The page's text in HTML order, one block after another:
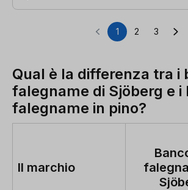
Pagina
1 Pagina
2 Pagina
3
Qual è la differenza tra i
falegname di Sjöberg e i
falegname in pino?
Il marchio